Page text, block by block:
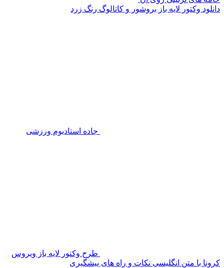
دانلود وکتور لایه باز بروشور و کاتالوگ رنگ زرد
جاده استادیوم ورزشی
طرح وکتور لایه باز ویروس
کرونا با متن انگلیسی نکات و راه های پیشگیری